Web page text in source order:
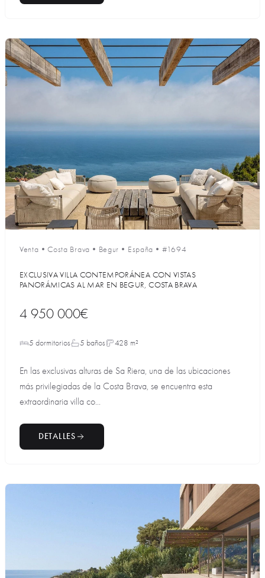
Venta •Costa Brava • Begur • España • #1694
EXCLUSIVA VILLA CONTEMPORÁNEA CON VISTAS
PANORÁMICAS AL MAR EN BEGUR, COSTA BRAVA
4 950 000€
5 dormitorios 5 baños 428 m²
En las exclusivas alturas de Sa Riera, una de las ubicaciones
más privilegiadas de la Costa Brava, se encuentra esta
extraordinaria villa co...
DETALLES